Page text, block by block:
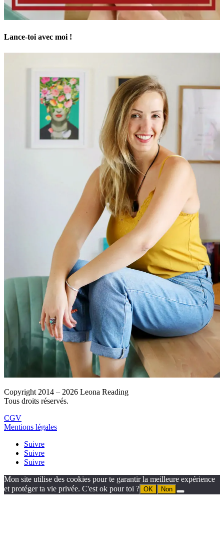
Lance-toi avec moi !
Copyright 2014 – 2026 Leona Reading
Tous droits réservés.
CGV
Mentions légales
Suivre
Suivre
Suivre
Mon site utilise des cookies pour te garantir la meilleure expérience
et protéger ta vie privée. C'est ok pour toi ? OK Non